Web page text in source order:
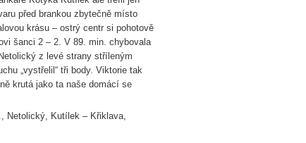
před brankou zbytečně místo
krásu – ostrý centr si pohotově
šanci 2 – 2. V 89. min. chybovala
z levé strany stříleným
„vystřelil“ tři body. Viktorie tak
krutá jako ta naše domácí se
Netolický, Kutílek – Křiklava,